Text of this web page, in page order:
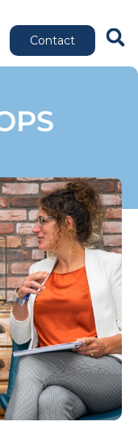
Contact